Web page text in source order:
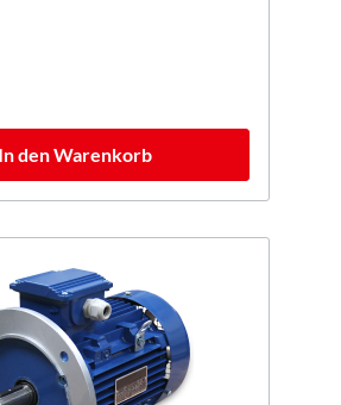
In den Warenkorb